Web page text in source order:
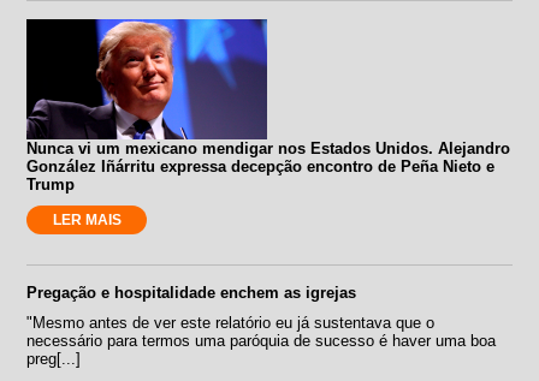
Nunca vi um mexicano mendigar nos Estados Unidos. Alejandro
González Iñárritu expressa decepção encontro de Peña Nieto e
Trump
LER MAIS
Pregação e hospitalidade enchem as igrejas
"Mesmo antes de ver este relatório eu já sustentava que o
necessário para termos uma paróquia de sucesso é haver uma boa
preg[...]